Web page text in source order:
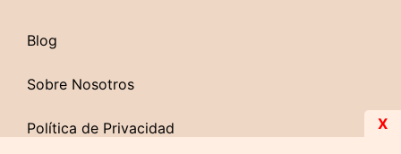
Blog
Sobre Nosotros
Política de Privacidad X